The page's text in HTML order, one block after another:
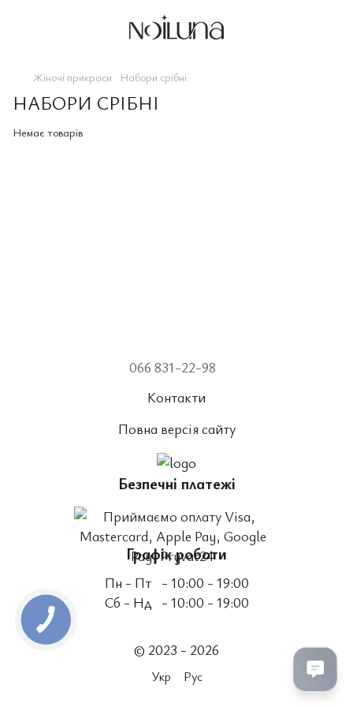
Жіночі прикраси Набори срібні
НАБОРИ СРІБНІ
Немає товарів
066 831-22-98
Контакти
Повна версія сайту
Безпечні платежі
Графік роботи
Пн - Пт - 10:00 - 19:00
Сб - Нд - 10:00 - 19:00
© 2023 - 2026
Укр Рус